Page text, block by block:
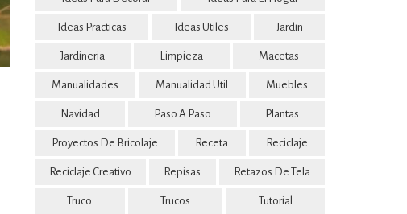
Ideas Practicas Ideas Utiles Jardin
Jardineria Limpieza Macetas
Manualidades Manualidad Util Muebles
Navidad Paso A Paso Plantas
Proyectos De Bricolaje Receta Reciclaje
Reciclaje Creativo Repisas Retazos De Tela
Truco Trucos Tutorial